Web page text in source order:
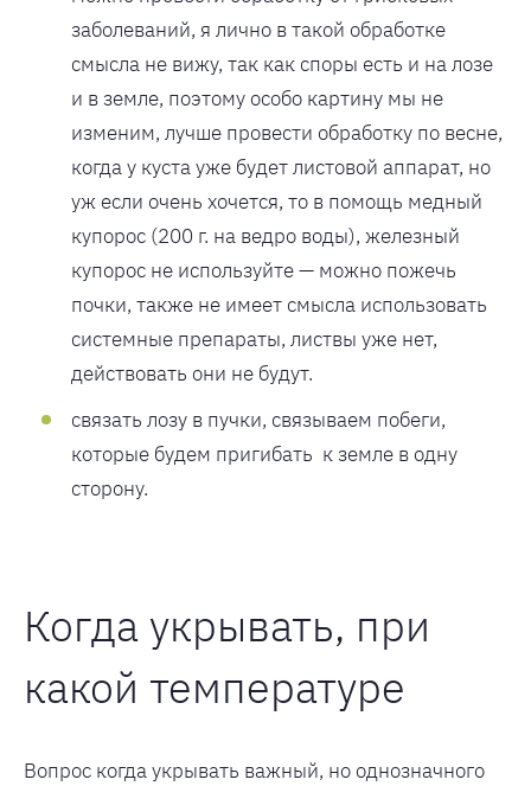
заболеваний, я лично в такой обработке
смысла не вижу, так как споры есть и на лозе
и в земле, поэтому особо картину мы не
изменим, лучше провести обработку по весне,
когда у куста уже будет листовой аппарат, но
уж если очень хочется, то в помощь медный
купорос (200 г. на ведро воды), железный
купорос не используйте — можно пожечь
почки, также не имеет смысла использовать
системные препараты, листвы уже нет,
действовать они не будут.
связать лозу в пучки, связываем побеги,
которые будем пригибать к земле в одну
сторону.
Когда укрывать, при
какой температуре
Вопрос когда укрывать важный, но однозначного